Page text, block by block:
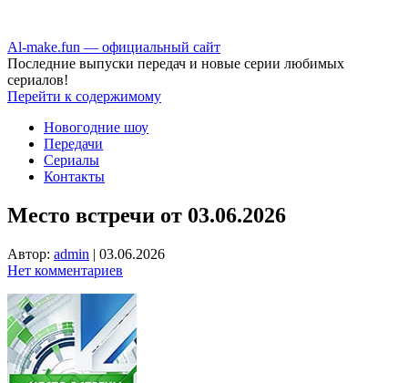
Аl-make.fun — официальный сайт
Последние выпуски передач и новые серии любимых
сериалов!
Перейти к содержимому
Новогодние шоу
Передачи
Сериалы
Контакты
Место встречи от 03.06.2026
Автор: admin | 03.06.2026
Нет комментариев